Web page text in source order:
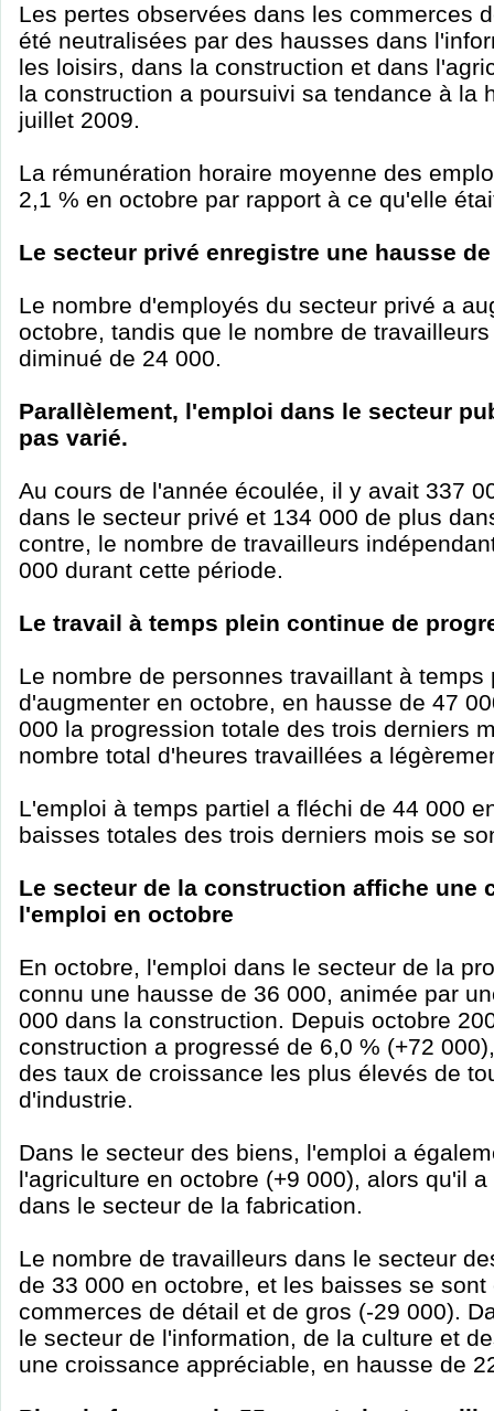
Les pertes observées dans les commerces
été neutralisées par des hausses dans
les loisirs, dans la construction et dans
la construction a poursuivi sa tendance à la
juillet 2009.
La rémunération horaire moyenne des
2,1 % en octobre par rapport à ce qu'elle
Le secteur privé enregistre une hausse
Le nombre d'employés du secteur privé a
octobre, tandis que le nombre de
diminué de 24 000.
Parallèlement, l'emploi dans le secteur
pas varié.
Au cours de l'année écoulée, il y avait 337
dans le secteur privé et 134 000 de plus
contre, le nombre de travailleurs
000 durant cette période.
Le travail à temps plein continue de
Le nombre de personnes travaillant à temps
d'augmenter en octobre, en hausse de 47
000 la progression totale des trois derniers
nombre total d'heures travaillées a
L'emploi à temps partiel a fléchi de 44 000
baisses totales des trois derniers mois se
Le secteur de la construction affiche une
l'emploi en octobre
En octobre, l'emploi dans le secteur de la
connu une hausse de 36 000, animée par
000 dans la construction. Depuis octobre
construction a progressé de 6,0 % (+72
des taux de croissance les plus élevés de
d'industrie.
Dans le secteur des biens, l'emploi a
l'agriculture en octobre (+9 000), alors qu'il
dans le secteur de la fabrication.
Le nombre de travailleurs dans le secteur
de 33 000 en octobre, et les baisses se
commerces de détail et de gros (-29 000).
le secteur de l'information, de la culture et
une croissance appréciable, en hausse de